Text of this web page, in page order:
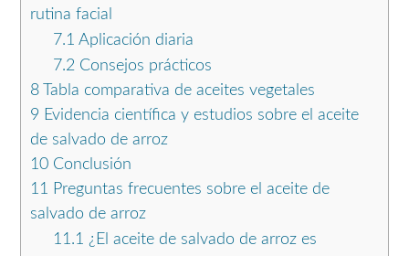
rutina facial
7.1 Aplicación diaria
7.2Consejos prácticos
8 Tabla comparativa de aceites vegetales
9 Evidencia científica y estudios sobre el aceite
de salvado de arroz
10 Conclusión
11 Preguntas frecuentes sobre el aceite de
salvado de arroz
11.1 ¿El aceite de salvado de arroz es